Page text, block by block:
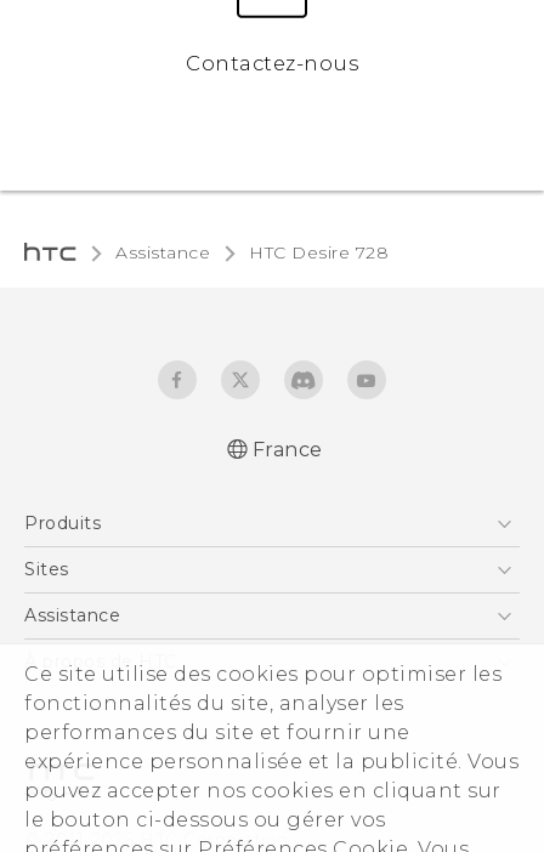
Ce site utilise des cookies pour optimiser les
fonctionnalités du site, analyser les
performances du site et fournir une
expérience personnalisée et la publicité. Vous
pouvez accepter nos cookies en cliquant sur
le bouton ci-dessous ou gérer vos
Contactez-nous
Assistance HTC Desire 728‎
France
Produits
Smartphones
Vive
Accessoires
Sites
HTC Vive
HTC Pro
Assistance
eCommerce Support
À propos de HTC
ESG
Informations sur la société
Sécurité du produit
Politique de confidentialité
© 2011-2026 HTC Corporation